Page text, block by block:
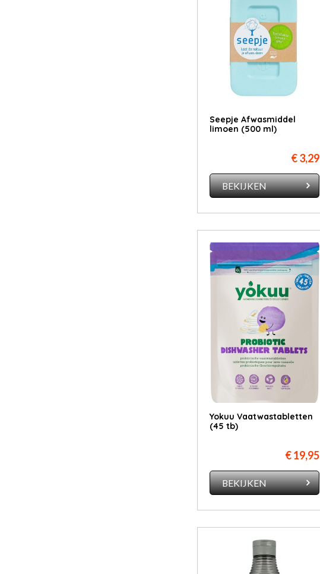
Seepje Afwasmiddel
limoen (500 ml)
€ 3,29
BEKIJKEN
Yokuu Vaatwastabletten
(45 tb)
€ 19,95
BEKIJKEN